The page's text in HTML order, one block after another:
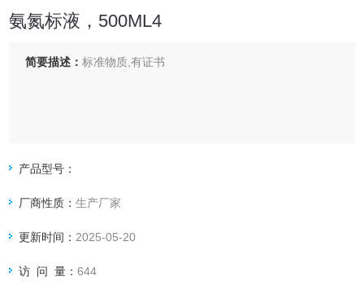
氨氮标液，500ML4
简要描述：标准物质,有证书
产品型号：
厂商性质：生产厂家
更新时间： 2025-05-20
访 问 量：644